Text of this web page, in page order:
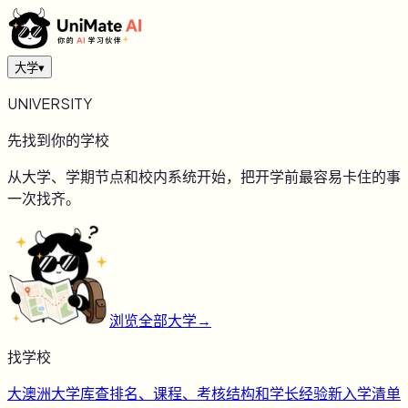
大学▾
UNIVERSITY
先找到你的学校
从大学、学期节点和校内系统开始，把开学前最容易卡住的事
一次找齐。
浏览全部大学→
找学校
大澳洲大学库查排名、课程、考核结构和学长经验新入学清单